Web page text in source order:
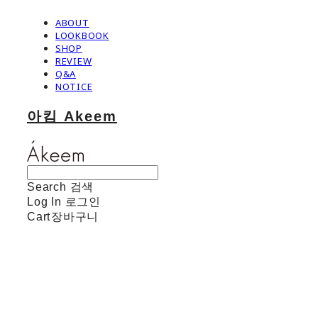
ABOUT
LOOKBOOK
SHOP
REVIEW
Q&A
NOTICE
아킴 Akeem
Search 검색
Log In 로그인
Cart장바구니